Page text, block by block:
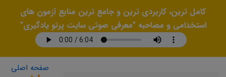
کامل ترین، کاربردی ترین و جامع ترین منابع آزمون های
استخدامی و مصاحبه "معرفی صوتی سایت پرتو یادگیری"
صفحه اصلی